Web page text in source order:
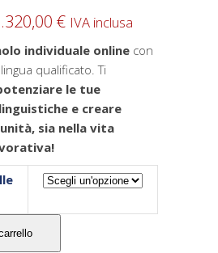
€ IVA inclusa
individuale online con
qualificato. Ti
le tue
e creare
sia nella vita